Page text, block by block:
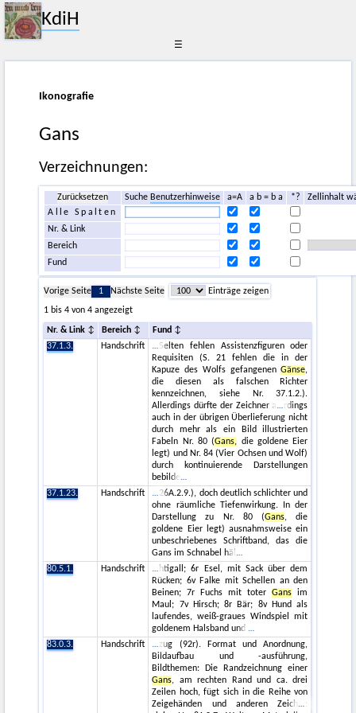
KdiH
☰
Ikonografie
Gans
Verzeichnungen:
Zurücksetzen SucheBenutzerhinweise a=A a b = b a *?
Zellinhalt
Alle Spalten
Nr. & Link
Bereich
Fund
Vorige Seite 1 Nächste Seite
Einträge zeigen
1 bis 4 von 4 angezeigt
Nr. & Link Bereich
Fund
37.1.3.
Handschrift
Selten fehlen Assistenzfiguren oder
Requisiten (S. 21 fehlen die in der
Kapuze des Wolfs gefangenenGänse,
die diesen als falschen Richter
kennzeichnen, siehe Nr. 37.1.2.).
Allerdings dürfte der Zeichner a
rdings
auch in der übrigen Überlieferung nicht
durch mehr als ein Bild illustrierten
Fabeln Nr. 80 (Gans, die goldene Eier
legt) und Nr. 84 (Vier Ochsen und Wolf)
durch kontinuierende Darstellungen
bebilde
37.1.23.
Handschrift
26A.2.9.), doch deutlich schlichter und
ohne räumliche Tiefenwirkung. In der
Darstellung zu Nr. 80 (Gans, die
goldene Eier legt) ausnahmsweise ein
unbeschriebenes Schriftband, das die
Gans im Schnabel häl
80.5.1.
Handschrift
htigall; 6r Esel, mit Sack über dem
Rücken; 6v Falke mit Schellen an den
Beinen; 7r Fuchs mit toterGans im
Maul; 7v Hirsch; 8r Bär; 8v Hund als
laufendes, weiß-graues Windspiel mit
goldenem Halsband und
83.0.3.
Handschrift
zug (92r). Format und Anordnung,
Bildaufbau und -ausführung,
Bildthemen: Die Randzeichnung einer
Gans, am rechten Rand und ca. drei
Zeilen hoch, fügt sich in die Reihe von
Zeigehänden und anderen Zeich
: